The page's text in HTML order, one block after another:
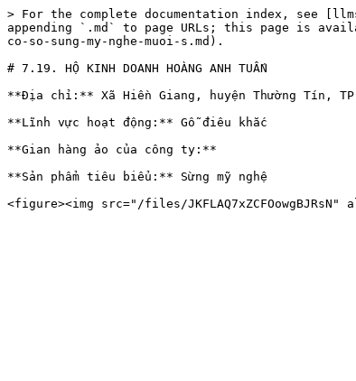
> For the complete documentation index, see
appending `.md` to page URLs; this page is
co-so-sung-my-nghe-muoi-s.md).
# 7.19. HỘ KINH DOANH HOÀNG ANH TUẤN
**Địa chỉ:** Xã Hiền Giang, huyện Thường Tín,
**Lĩnh vực hoạt động:** Gỗ điêu khắc
**Gian hàng ảo của công ty:**
**Sản phẩm tiêu biểu:** Sừng mỹ nghệ